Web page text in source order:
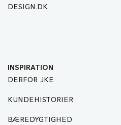
DESIGN.DK
INSPIRATION
DERFOR JKE
KUNDEHISTORIER
BÆREDYGTIGHED